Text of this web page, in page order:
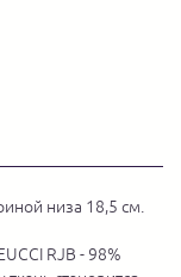
низа 18,5 см.
RJB - 98%